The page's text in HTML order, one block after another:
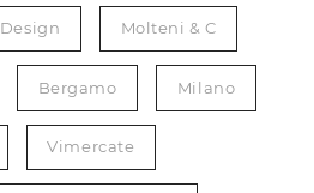
Design Molteni & C
Bergamo Milano
Vimercate